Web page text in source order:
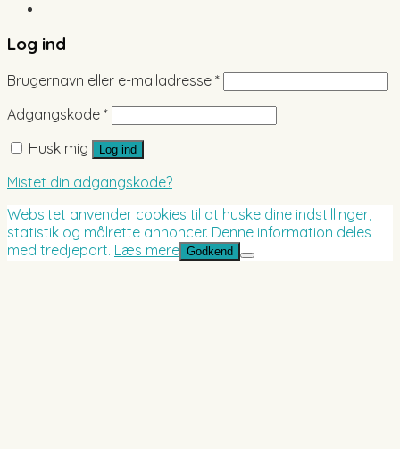
Log ind
Brugernavn eller e-mailadresse *
Adgangskode *
Husk mig
Log ind
Mistet din adgangskode?
Websitet anvender cookies til at huske dine indstillinger,
statistik og målrette annoncer. Denne information deles
med tredjepart. Læs mere Godkend